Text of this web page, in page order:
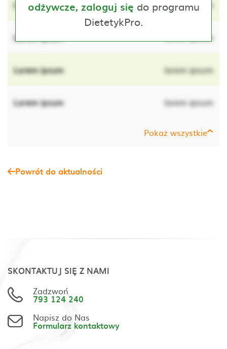
Lorem ipsum lorem ipsum
Lorem ipsum lorem ipsum
Lorem ipsum lorem ipsum
Lorem ipsum lorem ipsum
Pokaż wszystkie
odżywcze, zaloguj się do programu
DietetykPro.
Powrót do aktualności
SKONTAKTUJ SIĘ Z NAMI
Zadzwoń
793 124 240
Napisz do Nas
Formularz kontaktowy